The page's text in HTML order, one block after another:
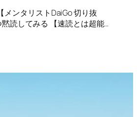
メンタリストDaiGo 切り抜
読してみる 【速読とは超能…